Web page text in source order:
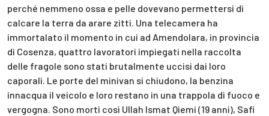
perché nemmeno ossa e pelle dovevano permettersi di
calcare la terra da arare zitti. Una telecamera ha
immortalato il momento in cui ad Amendolara, in provincia
di Cosenza, quattro lavoratori impiegati nella raccolta
delle fragole sono stati brutalmente uccisi dai loro
caporali. Le porte del minivan si chiudono, la benzina
innacqua il veicolo e loro restano in una trappola di fuoco e
vergogna. Sono morti così Ullah Ismat Qiemi (19 anni), Safi